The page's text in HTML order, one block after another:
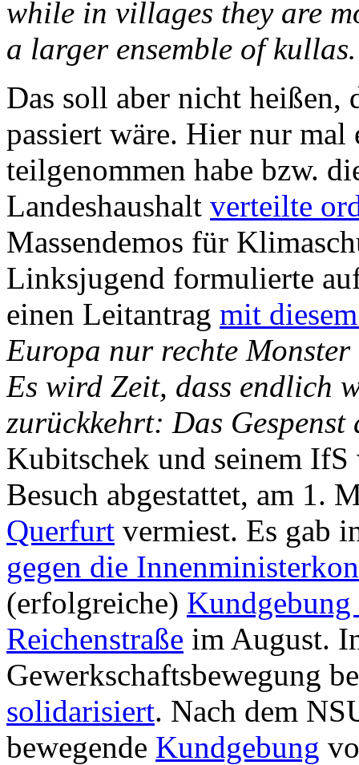
while in villages they are
a larger ensemble of
Das soll aber nicht
passiert wäre. Hier nur mal
teilgenommen habe bzw.
Landeshaushalt verteilte
Massendemos für
Linksjugend formulierte
einen Leitantrag mit
Europa nur rechte
Es wird Zeit, dass endlich
zurückkehrt: Das Gespenst
Kubitschek und seinem
Besuch abgestattet, am 1.
Querfurt vermiest. Es gab
gegen die
(erfolgreiche)
Reichenstraße im August.
Gewerkschaftsbewegung
solidarisiert. Nach dem
bewegende Kundgebung